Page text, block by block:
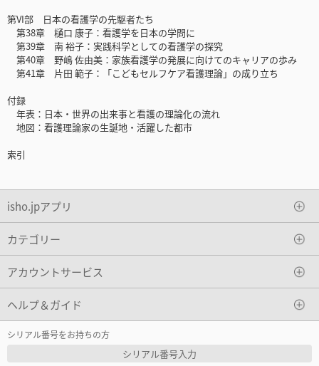
第VI部 日本の看護学の先駆者たち
第38章 樋口 康子：看護学を日本の学問に
第39章 南 裕子：実践科学としての看護学の探究
第40章 野嶋 佐由美：家族看護学の発展に向けてのキャリアの歩み
第41章 片田 範子：「こどもセルフケア看護理論」の成り立ち
付録
年表：日本・世界の出来事と看護の理論化の流れ
地図：看護理論家の生誕地・活躍した都市
索引
isho.jpアプリ
カテゴリー
アカウントサービス
ヘルプ＆ガイド
シリアル番号をお持ちの方
シリアル番号入力